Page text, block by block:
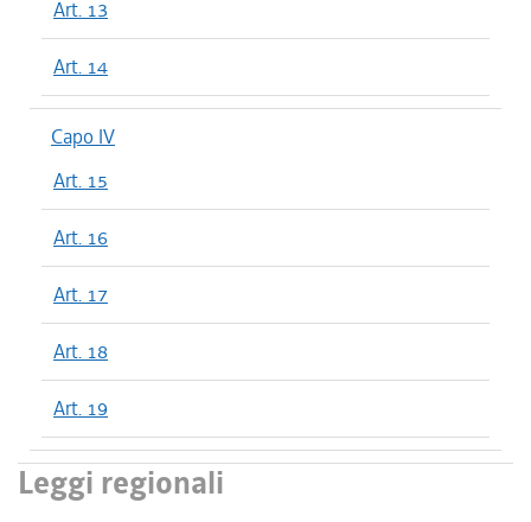
Art. 13
Art. 14
Capo IV
Art. 15
Art. 16
Art. 17
Art. 18
Art. 19
Leggi regionali